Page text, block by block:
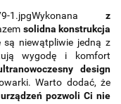
Wykonana z
solidna konstrukcja
są niewątpliwie jedną z
wygodę i komfort
design
Warto dodać, że
pozwoli Ci nie